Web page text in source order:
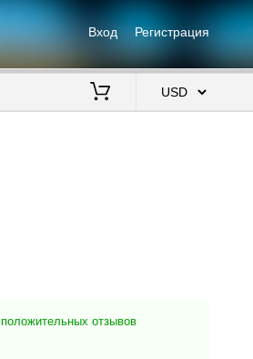
Вход Регистрация
положительных отзывов